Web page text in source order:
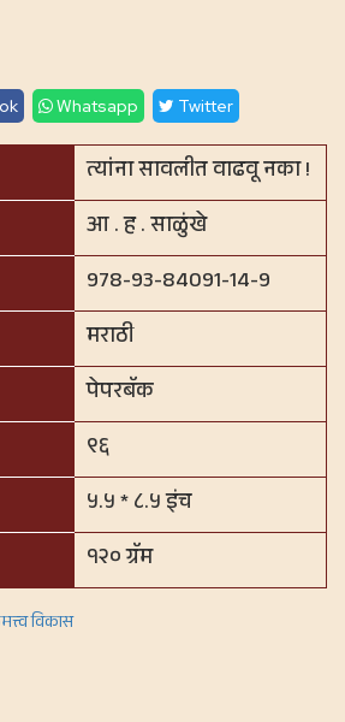
Whatsapp Twitter
त्यांना सावलीत वाढवू नका !
आ . ह . साळुंखे
978-93-84091-14-9
मराठी
पेपरबॅक
९६
५.५ * ८.५ इंच
१२० ग्रॅम
विकास